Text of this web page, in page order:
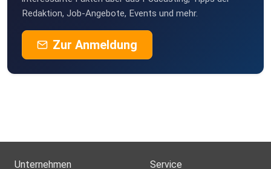
Redaktion, Job-Angebote, Events und mehr.
Zur Anmeldung
Unternehmen Service